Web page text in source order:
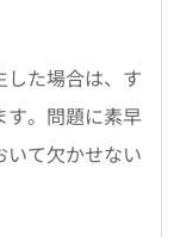
た場合は、す
す。問題に素早
いて欠かせない